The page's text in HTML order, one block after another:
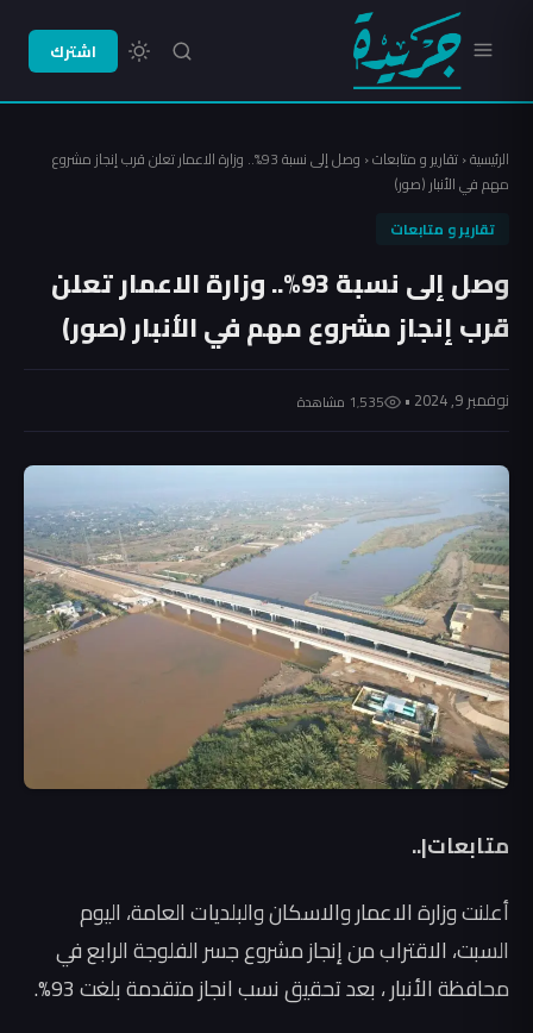
اشترك
الرئيسية‹تقارير و متابعات‹
وصل إلى نسبة 93%.. وزارة الاعمار تعلن قرب إنجاز مشروع
مهم في الأنبار (صور)
تقارير و متابعات
وصل إلى نسبة 93%.. وزارة الاعمار تعلن
قرب إنجاز مشروع مهم في الأنبار (صور)
نوفمبر 9, 2024 • 1٬535 مشاهدة
متابعات|..
أعلنت وزارة الاعمار والاسكان والبلديات العامة، اليوم
السبت، الاقتراب من إنجاز مشروع جسر الفلوجة الرابع في
محافظة الأنبار ، بعد تحقيق نسب انجاز متقدمة بلغت 93%.